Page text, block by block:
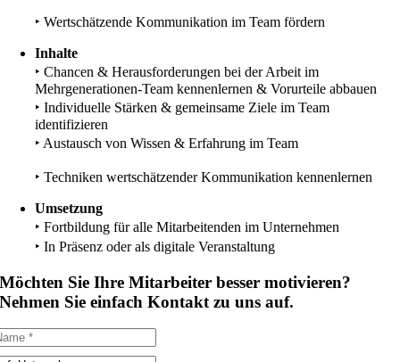
‣Wertschätzende Kommunikation im Team fördern
Inhalte
‣Chancen & Herausforderungen bei der Arbeit im
Mehrgenerationen-Team kennenlernen & Vorurteile abbauen
‣ Individuelle Stärken & gemeinsame Ziele im Team
identifizieren
‣ Austausch von Wissen & Erfahrung im Team
‣Techniken wertschätzender Kommunikation kennenlernen
Umsetzung
‣ Fortbildung für alle Mitarbeitenden im Unternehmen
‣ In Präsenz oder als digitale Veranstaltung
Möchten Sie Ihre Mitarbeiter besser motivieren?
Nehmen Sie einfach Kontakt zu uns auf.